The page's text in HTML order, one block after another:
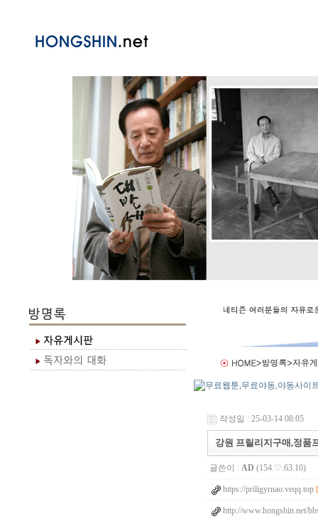
작성일 : 25-03-14 08:05
강원 프릴리지구매,정품
글쓴이 : AD (154.♡.63.10)
https://priligyrnao.veqq.top
http://www.hongshin.net/